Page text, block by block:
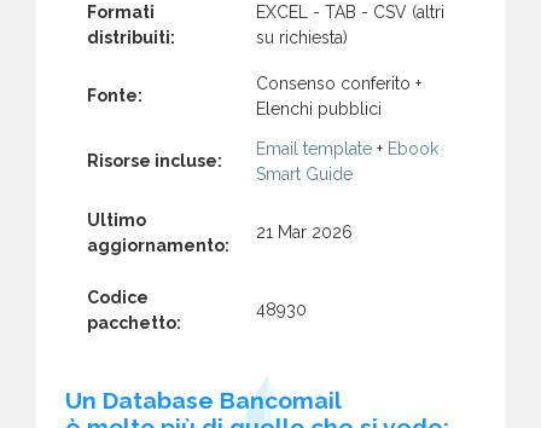
Formati
distribuiti:
EXCEL - TAB - CSV (altri
su richiesta)
Fonte:
Consenso conferito +
Elenchi pubblici
Risorse incluse:
Email template + Ebook
Smart Guide
Ultimo
aggiornamento:
21 Mar 2026
Codice
pacchetto:
48930
Un Database Bancomail